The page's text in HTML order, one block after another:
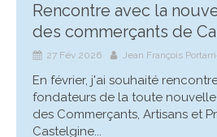
Rencontre avec la
des commerçants de
27 Fév 2026 Jean François
En février, j'ai souhaité
fondateurs de la toute
des Commerçants, Artisans et
Castelgine...